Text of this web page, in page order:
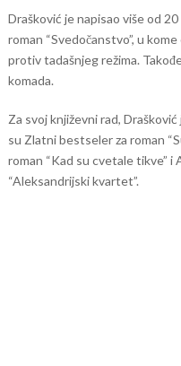
Drašković je napisao više od
roman “Svedočanstvo”, u
protiv tadašnjeg režima.
komada.
Za svoj književni rad,
su Zlatni bestseler za roman
roman “Kad su cvetale tikve” i
“Aleksandrijski kvartet”.